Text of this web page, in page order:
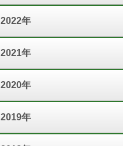
2022年
2021年
2020年
2019年